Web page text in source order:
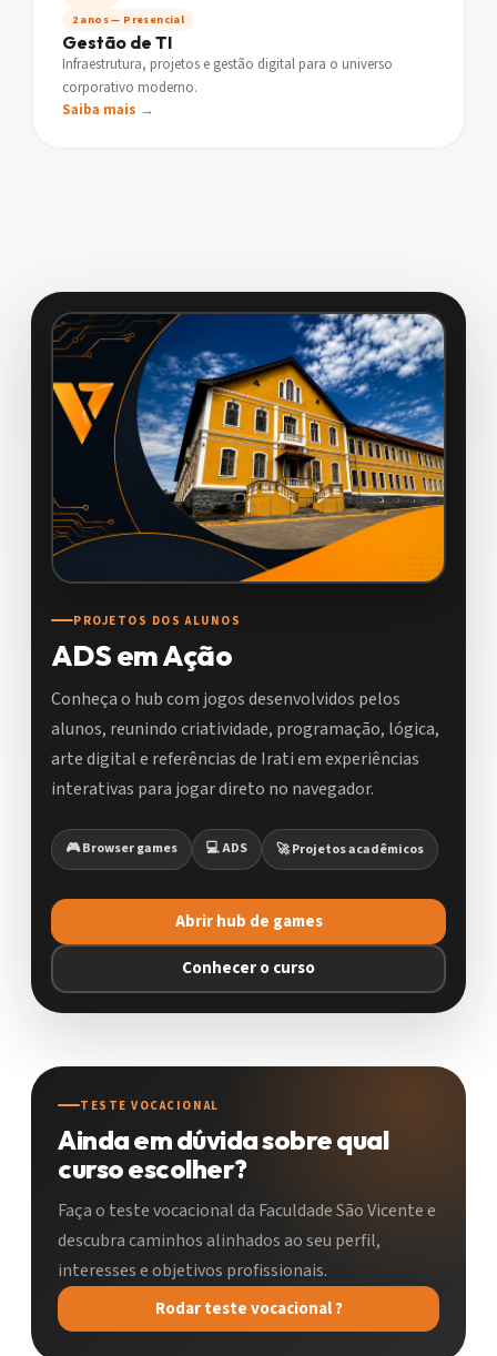
2 anos — Presencial
Gestão de TI
Infraestrutura, projetos e gestão digital para o universo
corporativo moderno.
Saiba mais →
PROJETOS DOS ALUNOS
ADS em Ação
Conheça o hub com jogos desenvolvidos pelos
alunos, reunindo criatividade, programação, lógica,
arte digital e referências de Irati em experiências
interativas para jogar direto no navegador.
🎮 Browser games 💻 ADS 🚀 Projetos acadêmicos
Abrir hub de games
Conhecer o curso
TESTE VOCACIONAL
Ainda em dúvida sobre qual
curso escolher?
Faça o teste vocacional da Faculdade São Vicente e
descubra caminhos alinhados ao seu perfil,
interesses e objetivos profissionais.
Rodar teste vocacional ?